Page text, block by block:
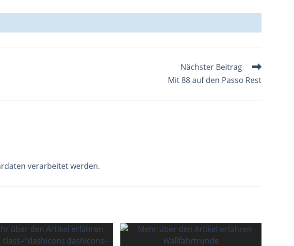
Nächster Beitrag
Mit 88 auf den Passo Rest
verarbeitet werden.